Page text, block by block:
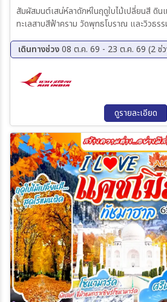
สัมผัสมนต์เสน่ห์ลาดักห์ในฤดูใบไม้เปลี่ยนสี ดิน
ทะเลสาบสีฟ้าคราม วัดพุทธโบราณ และวิวธร
เดินทางช่วง08 ต.ค. 69 - 23 ต.ค. 69 (2 ช่
17
ดูรายละเอียด